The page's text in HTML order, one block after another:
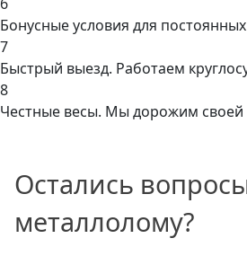
Бонусные условия для
7
Быстрый выезд. Работаем
8
Честные весы. Мы дорожим своей
Остались
металлолому?